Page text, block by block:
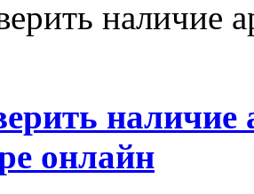
наличие
онлайн